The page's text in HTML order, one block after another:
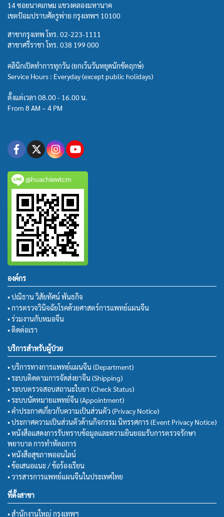
14 ซอยนาคเกษม แขวงคลองมหานาค
เขตป้อมปราบศัตรูพ่าย กรุงเทพฯ 10100
สาขากรุงเทพ โทร. 02-223-1111
สาขาศรีราชา โทร. 038 199 000
คลินิกเปิดทำการทุกวัน (ยกเว้นวันหยุดนักขัตฤกษ์)
Service Hours : Everyday (except public holidays)
ตั้งแต่เวลา 08.00 - 16.00 น.
From 8 AM – 4 PM
@huachiewtcm
องค์กร
• ปณิธาน วิสัยทัศน์ พันธกิจ
• การตรวจวินิจฉัยโรคด้วยศาสตร์การแพทย์แผนจีน
• ร่วมงานกับหมอจีน
• ติดต่อเรา
บริการสำหรับผู้ป่วย
• บริการทางการแพทย์แผนจีน (Department)
• ระบบติดตามการจัดส่งยาจีน (Shipping)
• ระบบตรวจสอบสถานะใบยา (Check Status)
• ระบบนัดหมายแพทย์จีน (Appointment)
• คำประกาศเกี่ยวกับความเป็นส่วนตัว (Privacy Notice)
• ประกาศความเป็นส่วนตัวด้านกิจกรรม นิทรรศการ (Event Privacy Notice)
• หนังสือแสดงการรับทราบข้อมูลและความยินยอมรับการตรวจรักษา
พยาบาล การทำหัตถการ
• หนังสือสุขภาพออนไลน์
• ข้อเสนอแนะ / ข้อร้องเรียน
• วารสารการแพทย์แผนจีนในประเทศไทย
ที่ตั้งสาขา
• สำนักงานใหญ่ กรุงเทพฯ